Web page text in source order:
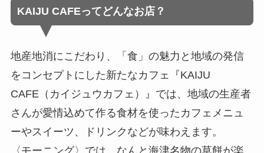
KAIJU CAFEってどんなお店？
地産地消にこだわり、「食」の魅力と地域の発信
をコンセプトにした新たなカフェ『KAIJU
CAFE（カイジュウカフェ）』では、地域の生産者
さんが愛情込めて作る食材を使ったカフェメニュ
ーやスイーツ、ドリンクなどが味わえます。
〈モーニング〉では、なんと海津名物の草餅が楽